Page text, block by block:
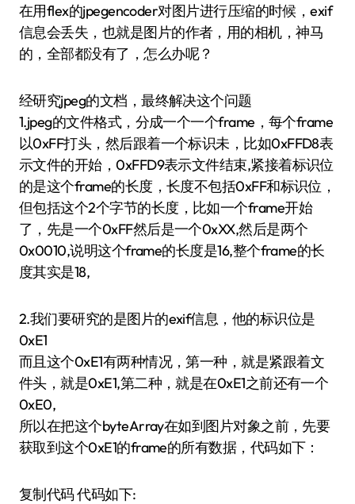
在用flex的jpegencoder对图片进行压缩的时候，exif
信息会丢失，也就是图片的作者，用的相机，神马
的，全部都没有了，怎么办呢？
经研究jpeg的文档，最终解决这个问题
1.jpeg的文件格式，分成一个一个frame，每个frame
以0xFF打头，然后跟着一个标识未，比如0xFFD8表
示文件的开始，0xFFD9表示文件结束,紧接着标识位
的是这个frame的长度，长度不包括0xFF和标识位，
但包括这个2个字节的长度，比如一个frame开始
了，先是一个0xFF然后是一个0xXX,然后是两个
0x0010,说明这个frame的长度是16,整个frame的长
度其实是18,
2.我们要研究的是图片的exif信息，他的标识位是
0xE1
而且这个0xE1有两种情况，第一种，就是紧跟着文
件头，就是0xE1,第二种，就是在0xE1之前还有一个
0xE0,
所以在把这个byteArray在如到图片对象之前，先要
获取到这个0xE1的frame的所有数据，代码如下：
复制代码 代码如下: